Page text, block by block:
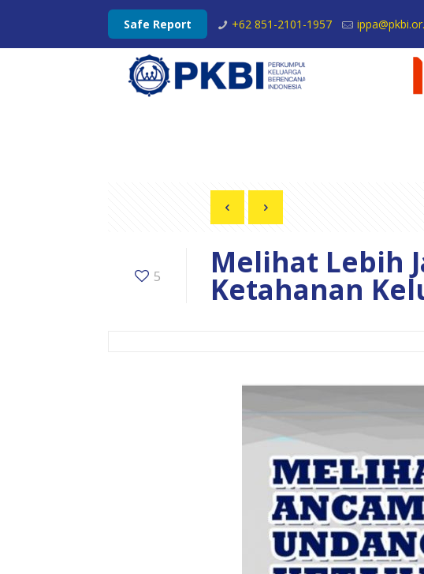
Safe Report +62 851-2101-1957
5 Melihat Lebih
Ketahanan